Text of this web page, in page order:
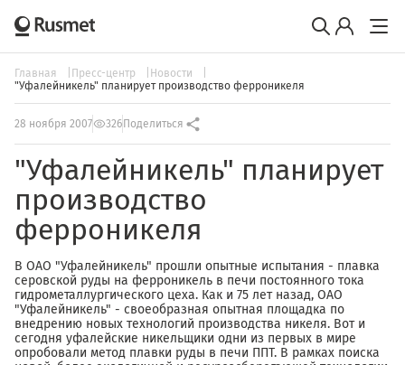
Главная Пресс-центр
Новости
"Уфалейникель" планирует производство ферроникеля
28 ноября 2007 326 Поделиться
"Уфалейникель" планирует
производство
ферроникеля
В ОАО "Уфалейникель" прошли опытные испытания - плавка
серовской руды на ферроникель в печи постоянного тока
гидрометаллургического цеха. Как и 75 лет назад, ОАО
"Уфалейникель" - своеобразная опытная площадка по
внедрению новых технологий производства никеля. Вот и
сегодня уфалейские никельщики одни из первых в мире
опробовали метод плавки руды в печи ППТ. В рамках поиска